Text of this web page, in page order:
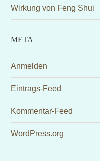
Wirkung von Feng Shui
META
Anmelden
Eintrags-Feed
Kommentar-Feed
WordPress.org